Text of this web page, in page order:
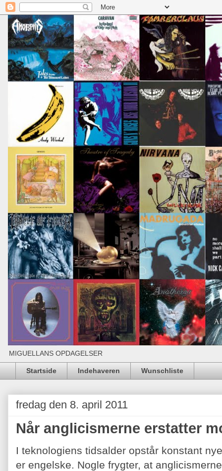
MIGUELLANS OPDAGELSER
Startside Indehaveren Wunschliste
fredag den 8. april 2011
Når anglicismerne erstatter
I teknologiens tidsalder opstår konstant
er engelske. Nogle frygter, at